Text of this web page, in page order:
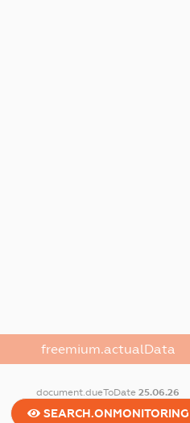
freemium.actualData
document.dueToDate25.06.26
SEARCH.ONMONITORING